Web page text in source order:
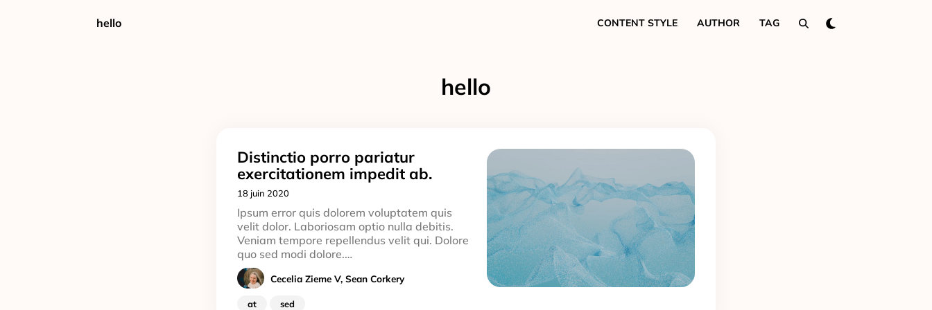
hello CONTENT STYLE AUTHOR TAG
hello
Distinctio porro pariatur
exercitationem impedit ab.
18 juin 2020
Ipsum error quis dolorem voluptatem quis
velit dolor. Laboriosam optio nulla debitis.
Veniam tempore repellendus velit qui. Dolore
quo sed modi dolore.…
Cecelia Zieme V, Sean Corkery
at sed